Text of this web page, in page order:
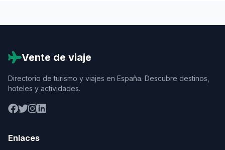
Vente de viaje
Directorio de turismo y viajes en España. Descubre destinos,
hoteles y actividades.
Enlaces